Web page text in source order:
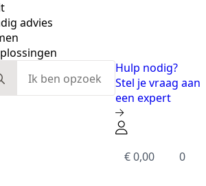
Hulp nodig?
Stel je vraag aan
een expert
€0,00 0